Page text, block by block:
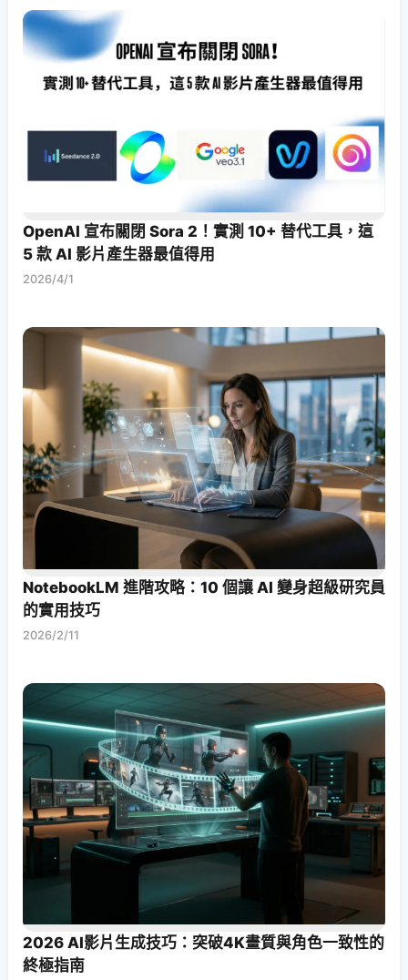
OpenAI 宣布關閉 Sora 2！實測 10+ 替代工具，這
5 款 AI 影片產生器最值得用
2026/4/1
NotebookLM 進階攻略：10 個讓 AI 變身超級研究員
的實用技巧
2026/2/11
2026 AI影片生成技巧：突破4K畫質與角色一致性的
終極指南